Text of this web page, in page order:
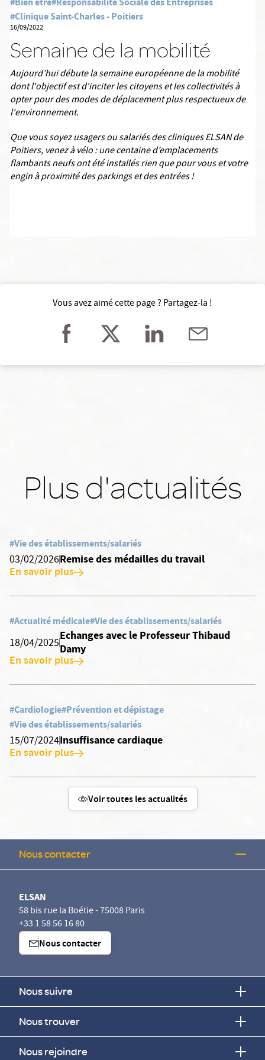
#Clinique Saint-Charles - Poitiers
16/09/2022
Semaine de la mobilité
Aujourd’hui débute la semaine européenne de la mobilité
dont l'objectif est d'inciter les citoyens et les collectivités à
opter pour des modes de déplacement plus respectueux de
l'environnement.
Que vous soyez usagers ou salariés des cliniques ELSAN de
Poitiers, venez à vélo : une centaine d’emplacements
flambants neufs ont été installés rien que pour vous et votre
engin à proximité des parkings et des entrées !
Vous avez aimé cette page ? Partagez-la !
Plus d'actualités
#Vie des établissements/salariés
03/02/2026Remise des médailles du travail
En savoir plus
#Actualité médicale#Vie des établissements/salariés
18/04/2025
Echanges avec le Professeur Thibaud
Damy
En savoir plus
#Cardiologie#Prévention et dépistage
#Vie des établissements/salariés
15/07/2024Insuffisance cardiaque
En savoir plus
Voir toutes les actualités
Nous contacter
ELSAN
58 bis rue la Boétie - 75008 Paris
+33 1 58 56 16 80
Nous contacter
Nous suivre
Nous trouver
Nous rejoindre